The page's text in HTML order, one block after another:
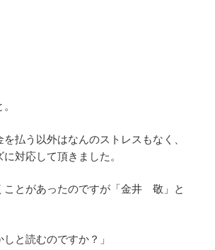
払う以外はなんのストレスもなく、
対応して頂きました。
ことがあったのですが「金井 敬」と
と読むのですか？」